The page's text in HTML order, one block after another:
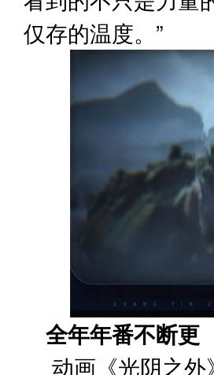
仅存的温度。”
全年年番不断
动画《光阴之